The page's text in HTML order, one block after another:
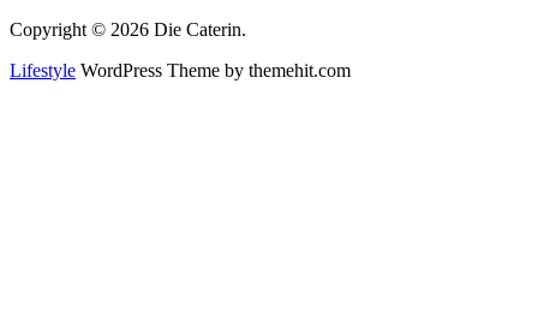
Copyright © 2026 Die Caterin.
Lifestyle WordPress Theme by themehit.com